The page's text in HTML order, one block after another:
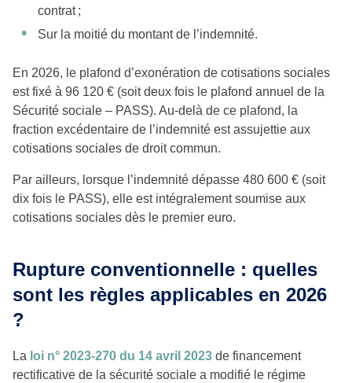
contrat ;
Sur la moitié du montant de l’indemnité.
En 2026, le plafond d’exonération de cotisations sociales
est fixé à 96 120 € (soit deux fois le plafond annuel de la
Sécurité sociale – PASS). Au-delà de ce plafond, la
fraction excédentaire de l’indemnité est assujettie aux
cotisations sociales de droit commun.
Par ailleurs, lorsque l’indemnité dépasse 480 600 € (soit
dix fois le PASS), elle est intégralement soumise aux
cotisations sociales dès le premier euro.
Rupture conventionnelle : quelles
sont les règles applicables en 2026
?
La loi n° 2023-270 du 14 avril 2023 de financement
rectificative de la sécurité sociale a modifié le régime